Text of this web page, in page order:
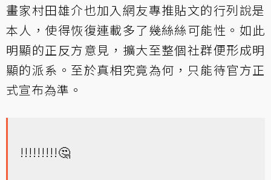
畫家村田雄介也加入網友專推貼文的行列說是
本人，使得恢復連載多了幾絲絲可能性。如此
明顯的正反方意見，擴大至整個社群便形成明
顯的派系。至於真相究竟為何，只能待官方正
式宣布為準。
!!!!!!!!!🤔